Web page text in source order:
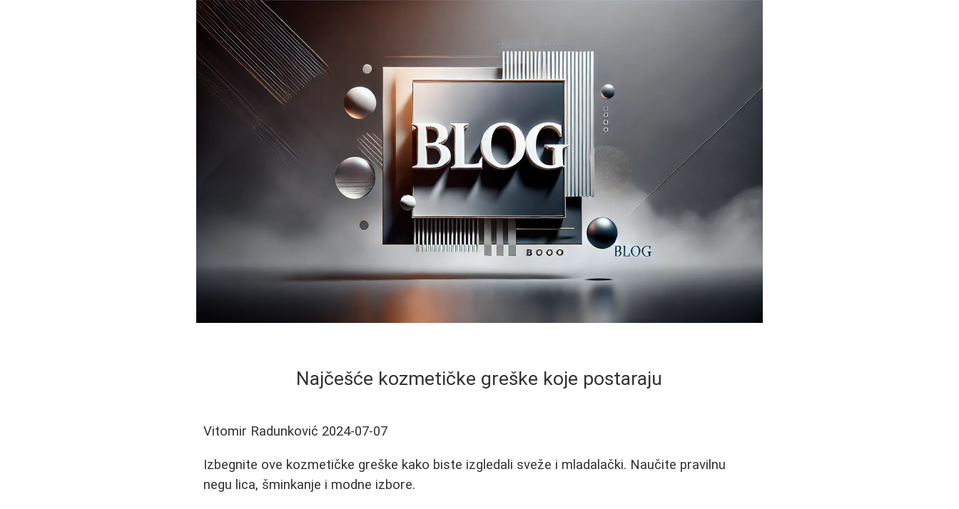
Najčešće kozmetičke greške koje postaraju
Vitomir Radunković 2024-07-07
Izbegnite ove kozmetičke greške kako biste izgledali sveže i mladalački. Naučite pravilnu
negu lica, šminkanje i modne izbore.